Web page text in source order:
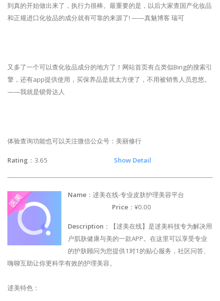
到真的开始做出来了，执行力很棒。最重要的是，以后大家查国产化妆品
和正规进口化妆品的成分就有可靠的来源了! ——真魅博客 瑞可
又多了一个可以查化妆品成分的地方了！网站首页有点类似Bing的搜索引
擎，还有app提供使用，买保养品是就太方便了，不用被销售人员忽悠。
——我就是锁骨达人
体验查询功能也可以关注微信公众号：美丽修行
Rating ：3.65 Show Detail
Name ：逑美在线-专业皮肤护理美容平台
Price ：¥0.00
Description ：【逑美在线】是逑美科技专为解决用
户肌肤健康与美的一款APP。在这里可以享受专业
的护肤顾问为您提供1对1的贴心服务，社区问答、
嗨聊互助让你更科学有效的护理美容。
逑美特色：